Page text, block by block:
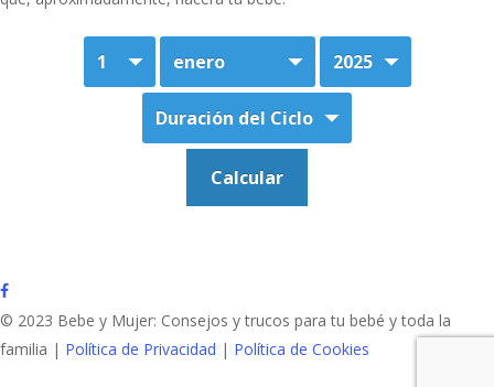
facebook
© 2023 Bebe y Mujer: Consejos y trucos para tu bebé y toda la
familia | Política de Privacidad | Política de Cookies